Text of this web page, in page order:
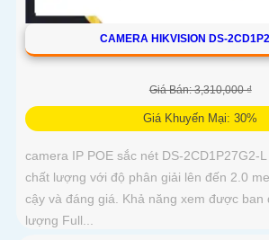
CAMERA HIKVISION DS-
Giá Bán: 3,310,000 ₫
Giá Khuyến Mại: 30%
camera IP POE sắc nét DS-2CD1P27G2-
chất lượng với độ phân giải lên đến 2.0
cậy và đáng giá. Khả năng xem được ban
lượng Full...